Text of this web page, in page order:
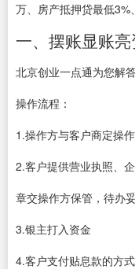
万、房产抵押贷最低
一、摆账显账
北京创业一点通为您解答
操作流程：
1.操作方与客户商定操
2.客户提供营业执照、
章交操作方保管，待办
3.银主打入资金
4.客户支付贴息款的方